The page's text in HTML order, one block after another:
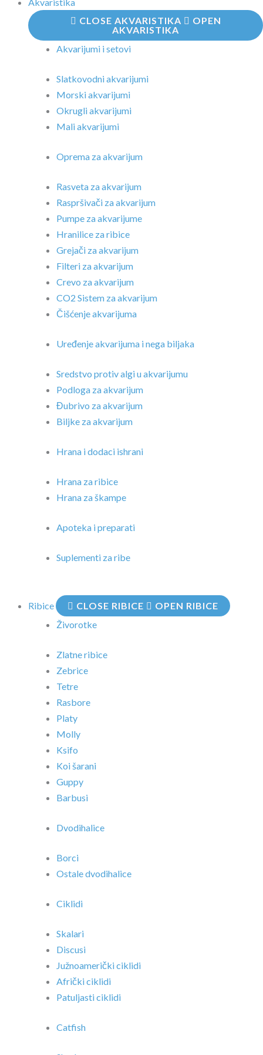
CLOSE AKVARISTIKA
OPEN
AKVARISTIKA
Akvarijumi i setovi
Slatkovodni akvarijumi
Morski akvarijumi
Okrugli akvarijumi
Mali akvarijumi
Oprema za akvarijum
Rasveta za akvarijum
Raspršivači za akvarijum
Pumpe za akvarijume
Hranilice za ribice
Grejači za akvarijum
Filteri za akvarijum
Crevo za akvarijum
CO2 Sistem za akvarijum
Čišćenje akvarijuma
Uređenje akvarijuma i nega biljaka
Sredstvo protiv algi u akvarijumu
Podloga za akvarijum
Đubrivo za akvarijum
Biljke za akvarijum
Hrana i dodaci ishrani
Hrana za ribice
Hrana za škampe
Apoteka i preparati
Suplementi za ribe
Ribice CLOSE RIBICE
OPEN RIBICE
Živorotke
Zlatne ribice
Zebrice
Tetre
Rasbore
Platy
Molly
Ksifo
Koi šarani
Guppy
Barbusi
Dvodihalice
Borci
Ostale dvodihalice
Ciklidi
Skalari
Discusi
Južnoamerički ciklidi
Afrički ciklidi
Patuljasti ciklidi
Catfish